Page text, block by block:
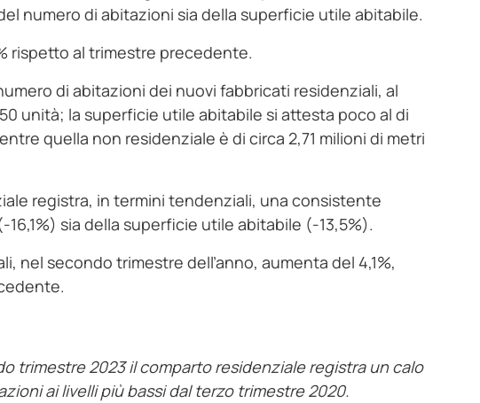
numero di abitazioni sia della superficie utile abitabile.
rispetto al trimestre precedente.
di abitazioni dei nuovi fabbricati residenziali, al
unità; la superficie utile abitabile si attesta poco al di
quella non residenziale è di circa 2,71 milioni di metri
registra, in termini tendenziali, una consistente
sia della superficie utile abitabile (-13,5%).
nel secondo trimestre dell’anno, aumenta del 4,1%,
trimestre 2023 il comparto residenziale registra un calo
ai livelli più bassi dal terzo trimestre 2020.